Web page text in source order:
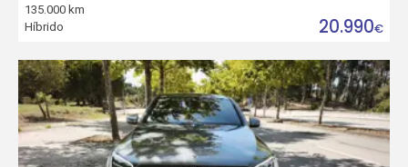
135.000 km
Híbrido
20.990€